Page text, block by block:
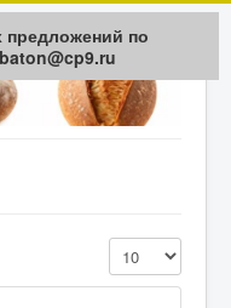
Кол-во строк:
по